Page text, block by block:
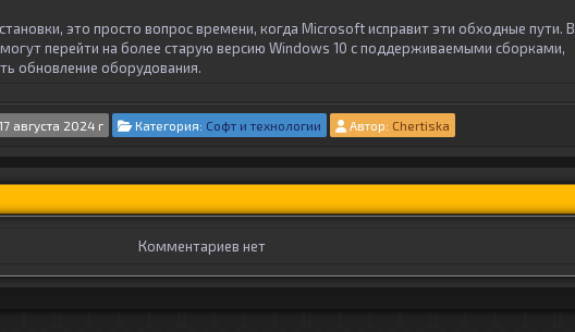
это просто вопрос времени, когда Microsoft исправит эти обходные пути. В
могут перейти на более старую версию Windows 10 с поддерживаемыми сборками,
обновление оборудования.
августа 2024 г Категория: Софт и технологии Автор: Chertiska
Комментариев нет